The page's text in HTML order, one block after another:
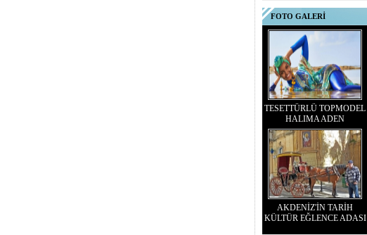
FOTO GALERİ
TESETTÜRLÜ TOPMODEL
HALIMA ADEN
AKDENİZ'İN TARİH
KÜLTÜR EĞLENCE ADASI